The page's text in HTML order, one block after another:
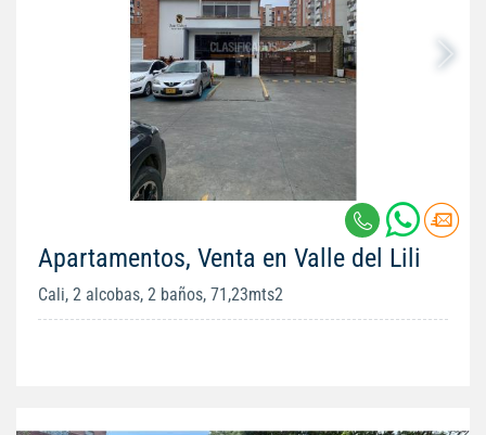
Apartamentos, Venta en Valle del Lili
Cali, 2 alcobas, 2 baños, 71,23mts2